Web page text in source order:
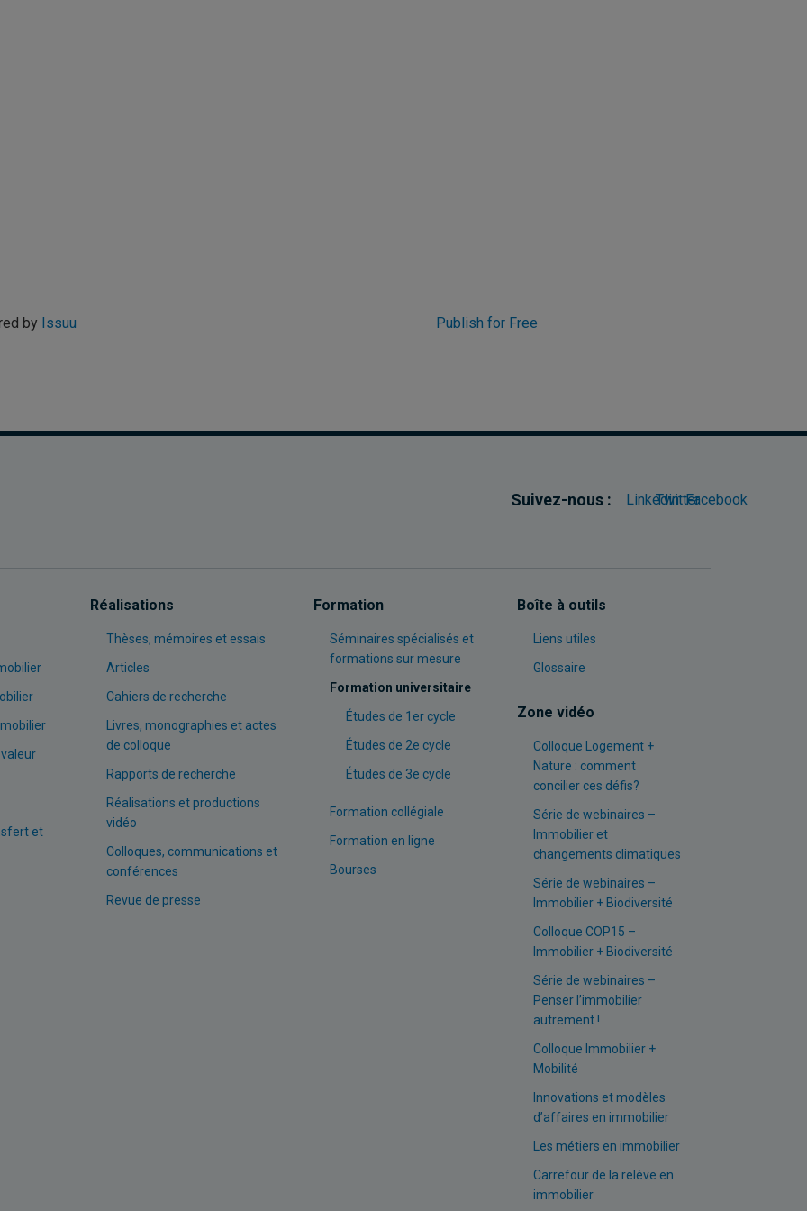
by Issuu Publish for Free
et
Réalisations
Thèses, mémoires et essais
Articles
Cahiers de recherche
Livres, monographies et actes
de colloque
Rapports de recherche
Réalisations et productions
vidéo
Colloques, communications et
conférences
Revue de presse
Formation
Séminaires spécialisés et
formations sur mesure
Formation universitaire
Études de 1er cycle
Études de 2e cycle
Études de 3e cycle
Formation collégiale
Formation en ligne
Bourses
Boîte à outils
Liens utiles
Glossaire
Zone vidéo
Colloque Logement +
Nature : comment
concilier ces défis?
Série de webinaires –
Immobilier et
changements climatiques
Série de webinaires –
Immobilier + Biodiversité
Colloque COP15 –
Immobilier + Biodiversité
Série de webinaires –
Penser l’immobilier
autrement !
Colloque Immobilier +
Mobilité
Innovations et modèles
d’affaires en immobilier
Les métiers en immobilier
Carrefour de la relève en
immobilier
Suivez-nous : LinkedinTwitterFacebook